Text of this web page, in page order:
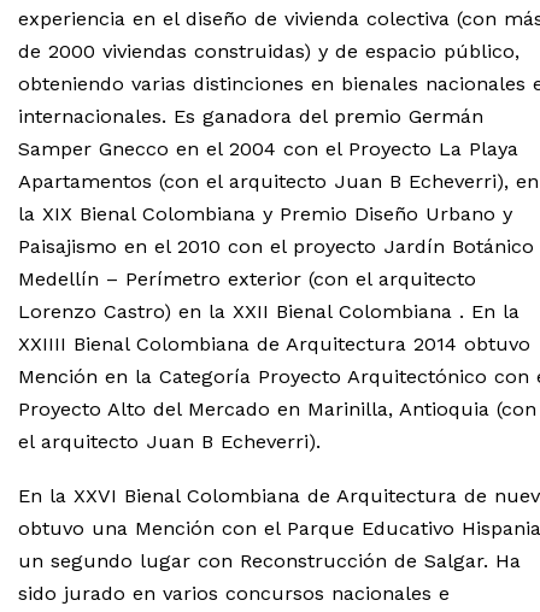
experiencia en el diseño de vivienda colectiva (con
de 2000 viviendas construidas) y de espacio público,
obteniendo varias distinciones en bienales nacionales
internacionales. Es ganadora del premio Germán
Samper Gnecco en el 2004 con el Proyecto La Playa
Apartamentos (con el arquitecto Juan B Echeverri), en
la XIX Bienal Colombiana y Premio Diseño Urbano y
Paisajismo en el 2010 con el proyecto Jardín Botánico
Medellín – Perímetro exterior (con el arquitecto
Lorenzo Castro) en la XXII Bienal Colombiana . En la
XXIIII Bienal Colombiana de Arquitectura 2014 obtuvo
Mención en la Categoría Proyecto Arquitectónico con
Proyecto Alto del Mercado en Marinilla, Antioquia (con
el arquitecto Juan B Echeverri).
En la XXVI Bienal Colombiana de Arquitectura de
obtuvo una Mención con el Parque Educativo
un segundo lugar con Reconstrucción de Salgar. Ha
sido jurado en varios concursos nacionales e